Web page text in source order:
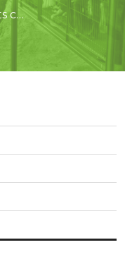
Equipaments culturals